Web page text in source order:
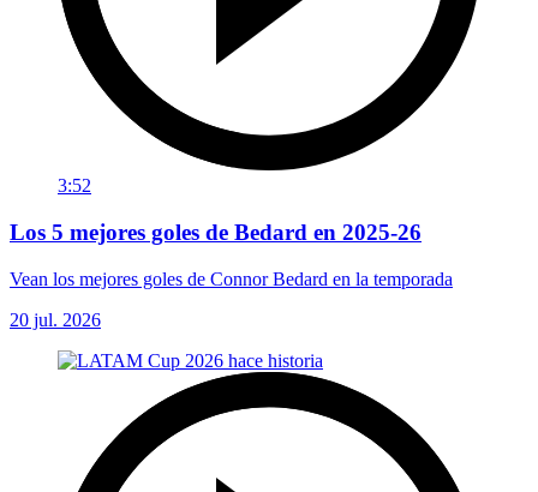
3:52
Los 5 mejores goles de Bedard en 2025-26
Vean los mejores goles de Connor Bedard en la temporada
20 jul. 2026